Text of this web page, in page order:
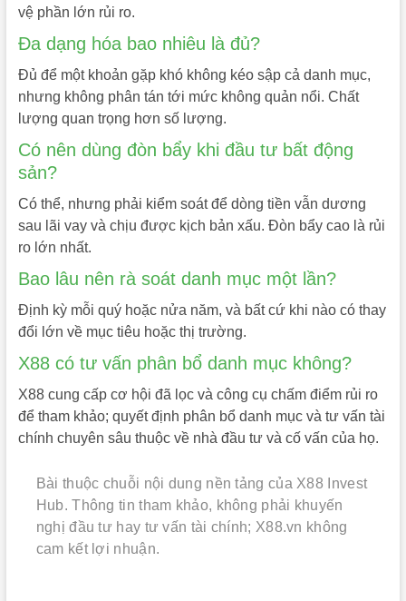
vệ phần lớn rủi ro.
Đa dạng hóa bao nhiêu là đủ?
Đủ để một khoản gặp khó không kéo sập cả danh mục,
nhưng không phân tán tới mức không quản nổi. Chất
lượng quan trọng hơn số lượng.
Có nên dùng đòn bẩy khi đầu tư bất động
sản?
Có thể, nhưng phải kiểm soát để dòng tiền vẫn dương
sau lãi vay và chịu được kịch bản xấu. Đòn bẩy cao là rủi
ro lớn nhất.
Bao lâu nên rà soát danh mục một lần?
Định kỳ mỗi quý hoặc nửa năm, và bất cứ khi nào có thay
đổi lớn về mục tiêu hoặc thị trường.
X88 có tư vấn phân bổ danh mục không?
X88 cung cấp cơ hội đã lọc và công cụ chấm điểm rủi ro
để tham khảo; quyết định phân bổ danh mục và tư vấn tài
chính chuyên sâu thuộc về nhà đầu tư và cố vấn của họ.
Bài thuộc chuỗi nội dung nền tảng của X88 Invest
Hub. Thông tin tham khảo, không phải khuyến
nghị đầu tư hay tư vấn tài chính; X88.vn không
cam kết lợi nhuận.